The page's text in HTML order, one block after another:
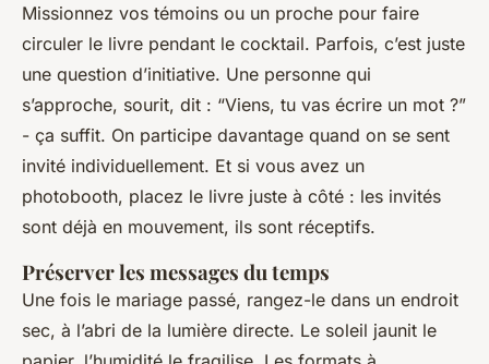
Missionnez vos témoins ou un proche pour faire
circuler le livre pendant le cocktail. Parfois, c’est juste
une question d’initiative. Une personne qui
s’approche, sourit, dit : “Viens, tu vas écrire un mot ?”
- ça suffit. On participe davantage quand on se sent
invité individuellement. Et si vous avez un
photobooth, placez le livre juste à côté : les invités
sont déjà en mouvement, ils sont réceptifs.
Préserver les messages du temps
Une fois le mariage passé, rangez-le dans un endroit
sec, à l’abri de la lumière directe. Le soleil jaunit le